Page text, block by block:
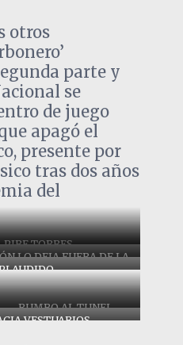
otros
parte y
se
de juego
apagó el
presente por
tras dos años
del
TORRES
LO DEJA FUERA DE LA
RUMBO AL TUNEL
PROYECTIL HACIA LOS
VESTUARIOS